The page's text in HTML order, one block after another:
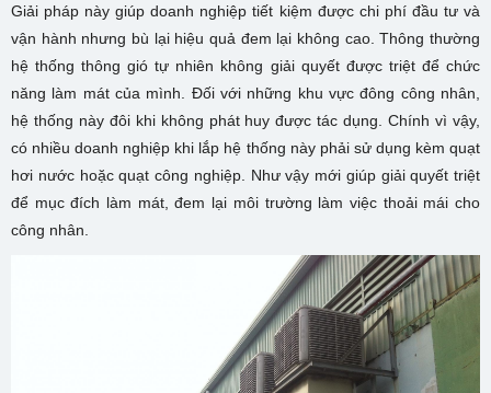
Giải pháp này giúp doanh nghiệp tiết kiệm được chi phí đầu tư và
vận hành nhưng bù lại hiệu quả đem lại không cao. Thông thường
hệ thống thông gió tự nhiên không giải quyết được triệt để chức
năng làm mát của mình. Đối với những khu vực đông công nhân,
hệ thống này đôi khi không phát huy được tác dụng. Chính vì vậy,
có nhiều doanh nghiệp khi lắp hệ thống này phải sử dụng kèm quạt
hơi nước hoặc quạt công nghiệp. Như vậy mới giúp giải quyết triệt
để mục đích làm mát, đem lại môi trường làm việc thoải mái cho
công nhân.